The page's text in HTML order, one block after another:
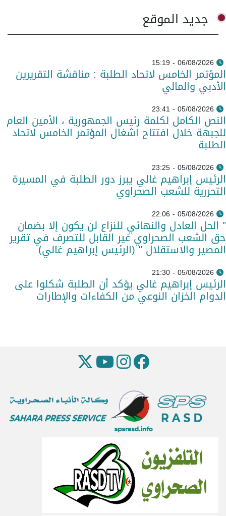
جديد الموقع
06/08/2026 - 15:19
المؤتمر الخامس لاتحاد الطلبة : مناقشة التقريرين
الأدبي والمالي
05/08/2026 - 23:41
النص الكامل لكلمة رئيس الجمهورية ، الأمين العام
للجبهة خلال افتتاح اشغال المؤتمر الخامس لاتحاد
الطلبة
05/08/2026 - 23:25
الرئيس إبراهيم غالي يبرز دور الطلبة في المسيرة
التحررية للشعب الصحراوي
05/08/2026 - 22:06
" الحل العادل والنهائي للنزاع لن يكون إلا بضمان
حق الشعب الصحراوي غير القابل للتصرف في تقرير
المصير والاستقلال " (الرئيس إبراهيم غالي)
05/08/2026 - 21:30
الرئيس إبراهيم غالي يؤكد أن الطلبة شكلوا على
الدوام الخزان النوعي من الكفاءات والإطارات